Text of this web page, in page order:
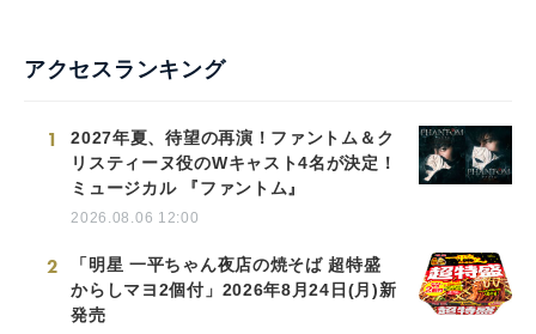
アクセスランキング
1
2027年夏、待望の再演！ファントム＆ク
リスティーヌ役のWキャスト4名が決定！
ミュージカル 『ファントム』
2026.08.06 12:00
2
「明星 一平ちゃん夜店の焼そば 超特盛
からしマヨ2個付」2026年8月24日(月)新
発売